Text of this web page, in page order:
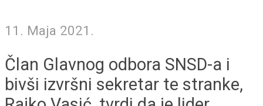
11. Maja 2021.
Član Glavnog odbora SNSD-a i
bivši izvršni sekretar te stranke,